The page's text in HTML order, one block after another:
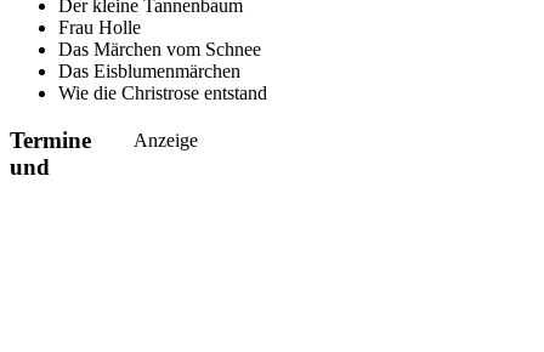
Der kleine Tannenbaum
Frau Holle
Das Märchen vom Schnee
Das Eisblumenmärchen
Wie die Christrose entstand
Anzeige
Termine
und